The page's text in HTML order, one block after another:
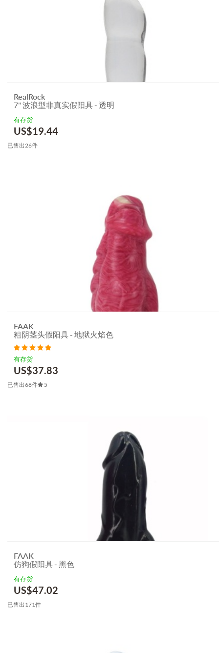
RealRock
7" 波浪型非真实假阳具 - 透明
有存货
US$19.44
已售出26件
FAAK
粗阴茎头假阳具 - 地狱火焰色
有存货
US$37.83
已售出68件 5
FAAK
仿狗假阳具 - 黑色
有存货
US$47.02
已售出171件